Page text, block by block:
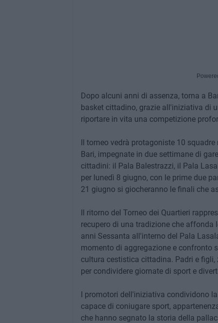
Dopo alcuni anni di assenza, torna a
basket cittadino, grazie all'iniziativa di
riportare in vita una competizione
Il torneo vedrà protagoniste 10
Bari, impegnate in due settimane di
cittadini: il Pala Balestrazzi, il Pala
per lunedì 8 giugno, con le prime due
21 giugno si giocheranno le finali che
Il ritorno del Torneo dei Quartieri
recupero di una tradizione che affonda
anni Sessanta all'interno del Pala
momento di aggregazione e confronto
cultura cestistica cittadina. Padri e
per condividere giornate di sport e
I promotori dell'iniziativa condividono
capace di coniugare sport,
che hanno segnato la storia della